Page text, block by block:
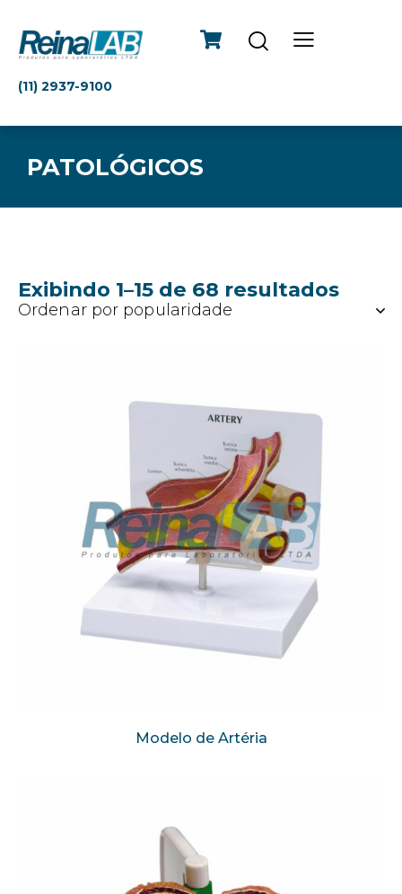
(11) 2937-9100
PATOLÓGICOS
Exibindo 1–15 de 68 resultados
Modelo de Artéria